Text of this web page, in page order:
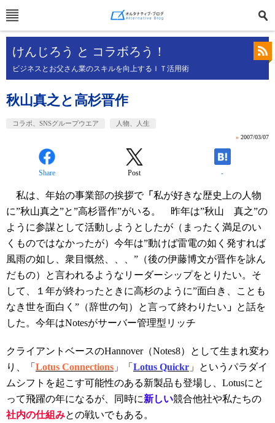
けんじろう と コラボろう！
ビジネスとお父さん業のスキルを向上するＩＴ活用術
秋山真之と高杉晋作
コラボ、SNSグループウエア 人物、人生
» 2007/03/07
Share Post -
私は、年始の事業部の挨拶で「 私が好きな歴史上の人物
に”秋山真之”と”高杉晋作”がいる。 昨年は”秋山 真之”の
ように参謀として活動しようとしたが（まったく満足のい
くものではなかったが）今年は”動けば雷電の如く発すれば
風雨の如し、衆目慨然、、、”（後の伊藤博文が晋作を詠ん
だもの）と言われるようなリーダーシップをとりたい。そ
して、１年が終わったときに高杉のように”面白き、ことも
なき世を面白く”（辞世の句）と言って終わりたい 」 と話を
した。今年はNotesがサーバー管理型リッチ
クライアントベースのHannover（Notes8）として生まれ変わ
り、「 Lotus Connections 」「 Lotus Quickr 」というパラダイ
ムシフトを起こす可能性のある新製品も登場し、Lotusにと
って飛躍の年になるが、同時に新しい競合他社や私たちの
社内の仕組みとの戦いでもある。